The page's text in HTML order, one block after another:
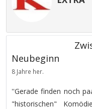
Neubeginn
8 Jahre her.
''Gerade finden noch
"historischen"